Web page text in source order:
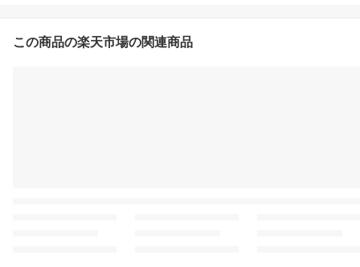
この商品の楽天市場の関連商品